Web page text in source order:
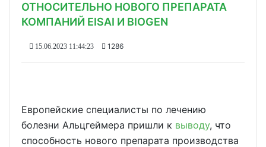
ОТНОСИТЕЛЬНО НОВОГО ПРЕПАРАТА
КОМПАНИЙ EISAI И BIOGEN
15.06.2023 11:44:23 1286
Европейские специалисты по лечению
болезни Альцгеймера пришли к выводу, что
способность нового препарата производства